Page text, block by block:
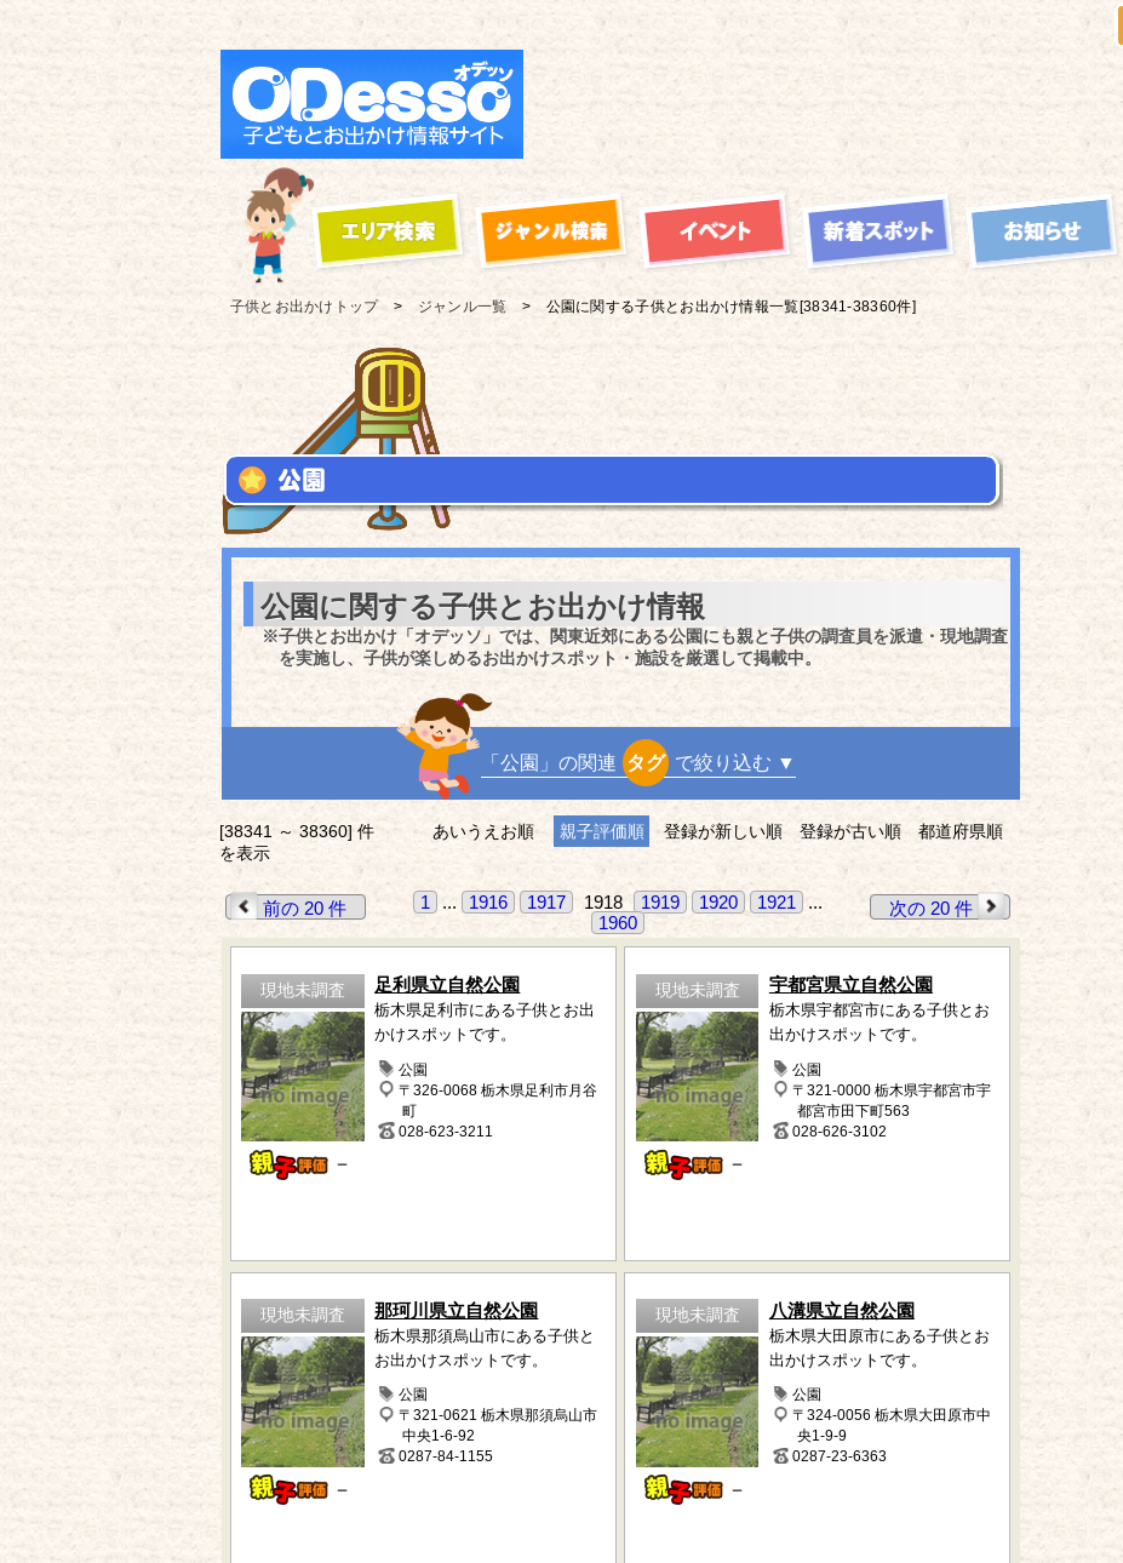
子供とお出かけ トップ ジャンル一覧 公園に関する子供とお出かけ情報一覧[38341-38360件]
公園に関する子供とお出かけ情報
※子供とお出かけ「オデッソ」では、関東近郊にある公園にも親と子供の調査員を派遣・現地調査
を実施し、子供が楽しめるお出かけスポット・施設を厳選して掲載中。
「公園」の関連 タグ で絞り込む ▼
[38341 ～ 38360] 件
を表示
あいうえお順 親子評価順 登録が新しい順 登録が古い順 都道府県順
前の 20 件 1 ... 1916 1917 1918 1919 1920 1921
...
1960
次の 20 件
現地未調査
－
足利県立自然公園
栃木県足利市にある子供とお出
かけスポットです。
公園
〒326-0068 栃木県足利市月谷
町
028-623-3211
現地未調査
－
宇都宮県立自然公園
栃木県宇都宮市にある子供とお
出かけスポットです。
公園
〒321-0000 栃木県宇都宮市宇
都宮市田下町563
028-626-3102
現地未調査
－
那珂川県立自然公園
栃木県那須烏山市にある子供と
お出かけスポットです。
公園
〒321-0621 栃木県那須烏山市
中央1-6-92
0287-84-1155
現地未調査
－
八溝県立自然公園
栃木県大田原市にある子供とお
出かけスポットです。
公園
〒324-0056 栃木県大田原市中
央1-9-9
0287-23-6363